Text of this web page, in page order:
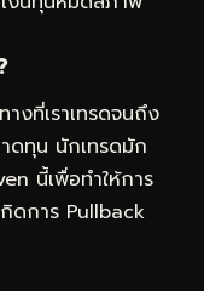
งที่เราเทรดจนถึง
าดทุน นักเทรดมัก
นี้เพื่อทำให้การ
กิดการ Pullback